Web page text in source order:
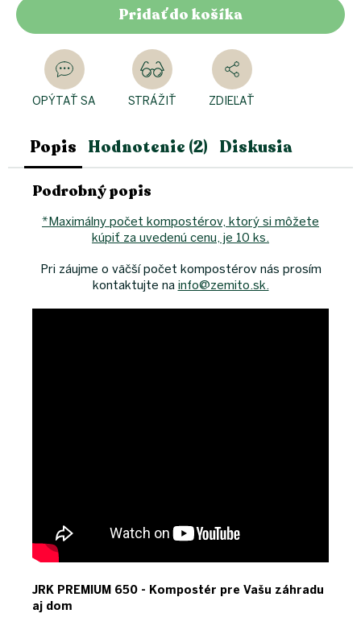
Pridať do košíka
OPÝTAŤ SA STRÁŽIŤ ZDIEĽAŤ
Popis Hodnotenie (2) Diskusia
Podrobný popis
*Maximálny počet kompostérov, ktorý si môžete
kúpiť za uvedenú cenu, je 10 ks.
Pri záujme o väčší počet kompostérov nás prosím
kontaktujte na info@zemito.sk.
JRK PREMIUM 650 - Kompostér pre Vašu záhradu
aj dom